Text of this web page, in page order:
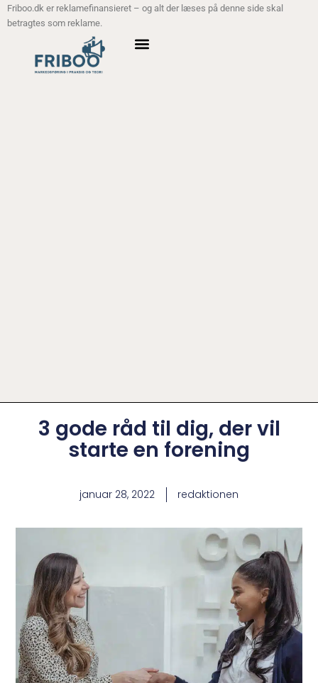
Friboo.dk er reklamefinansieret – og alt der læses på denne side skal
betragtes som reklame.
3 gode råd til dig, der vil
starte en forening
januar 28, 2022 redaktionen